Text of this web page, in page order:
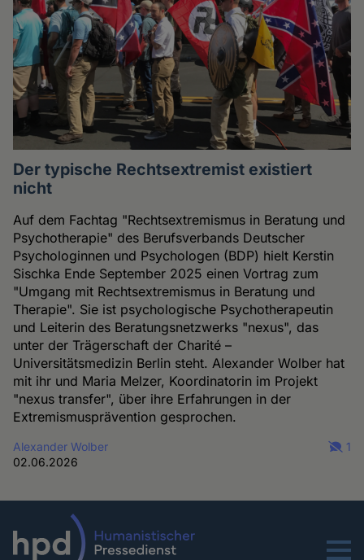
Der typische Rechtsextremist existiert
nicht
Auf dem Fachtag "Rechtsextremismus in Beratung und
Psychotherapie" des Berufsverbands Deutscher
Psychologinnen und Psychologen (BDP) hielt Kerstin
Sischka Ende September 2025 einen Vortrag zum
"Umgang mit Rechtsextremismus in Beratung und
Therapie". Sie ist psychologische Psychotherapeutin
und Leiterin des Beratungsnetzwerks "nexus", das
unter der Trägerschaft der Charité –
Universitätsmedizin Berlin steht. Alexander Wolber hat
mit ihr und Maria Melzer, Koordinatorin im Projekt
"nexus transfer", über ihre Erfahrungen in der
Extremismusprävention gesprochen.
Alexander Wolber
02.06.2026
1
Menu